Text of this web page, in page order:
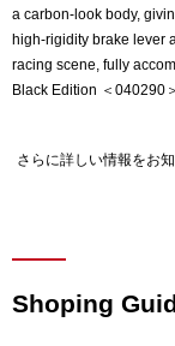
a carbon-look body,
high-rigidity brake lever
racing scene, fully
Black Edition ＜040290
さらに詳しい情報をお
Shoping